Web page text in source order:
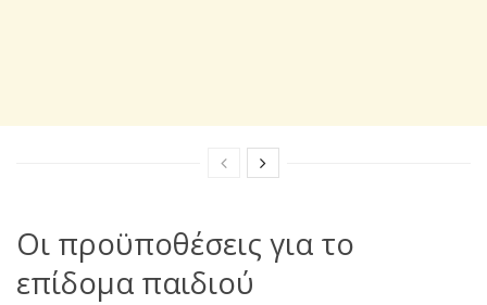
Οι προϋποθέσεις για το
επίδομα παιδιού